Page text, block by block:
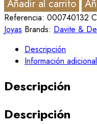
Añadir al carrito
Referencia: 000740132
Joyas Brands: Davite &
Descripción
Información adicional
Descripción
Descripción